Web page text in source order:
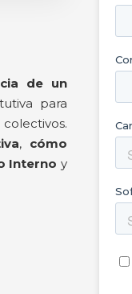
de un
para
, cómo
Interno y